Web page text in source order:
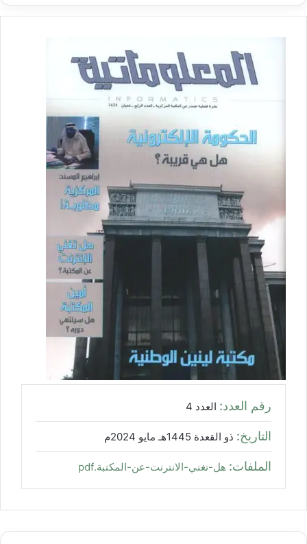
رقم العدد: العدد 4
التاريخ: ذو القعدة 1445هـ مايو 2024م
الملفات: هل-تغني-الانترنت-عن-المكتبة.pdf